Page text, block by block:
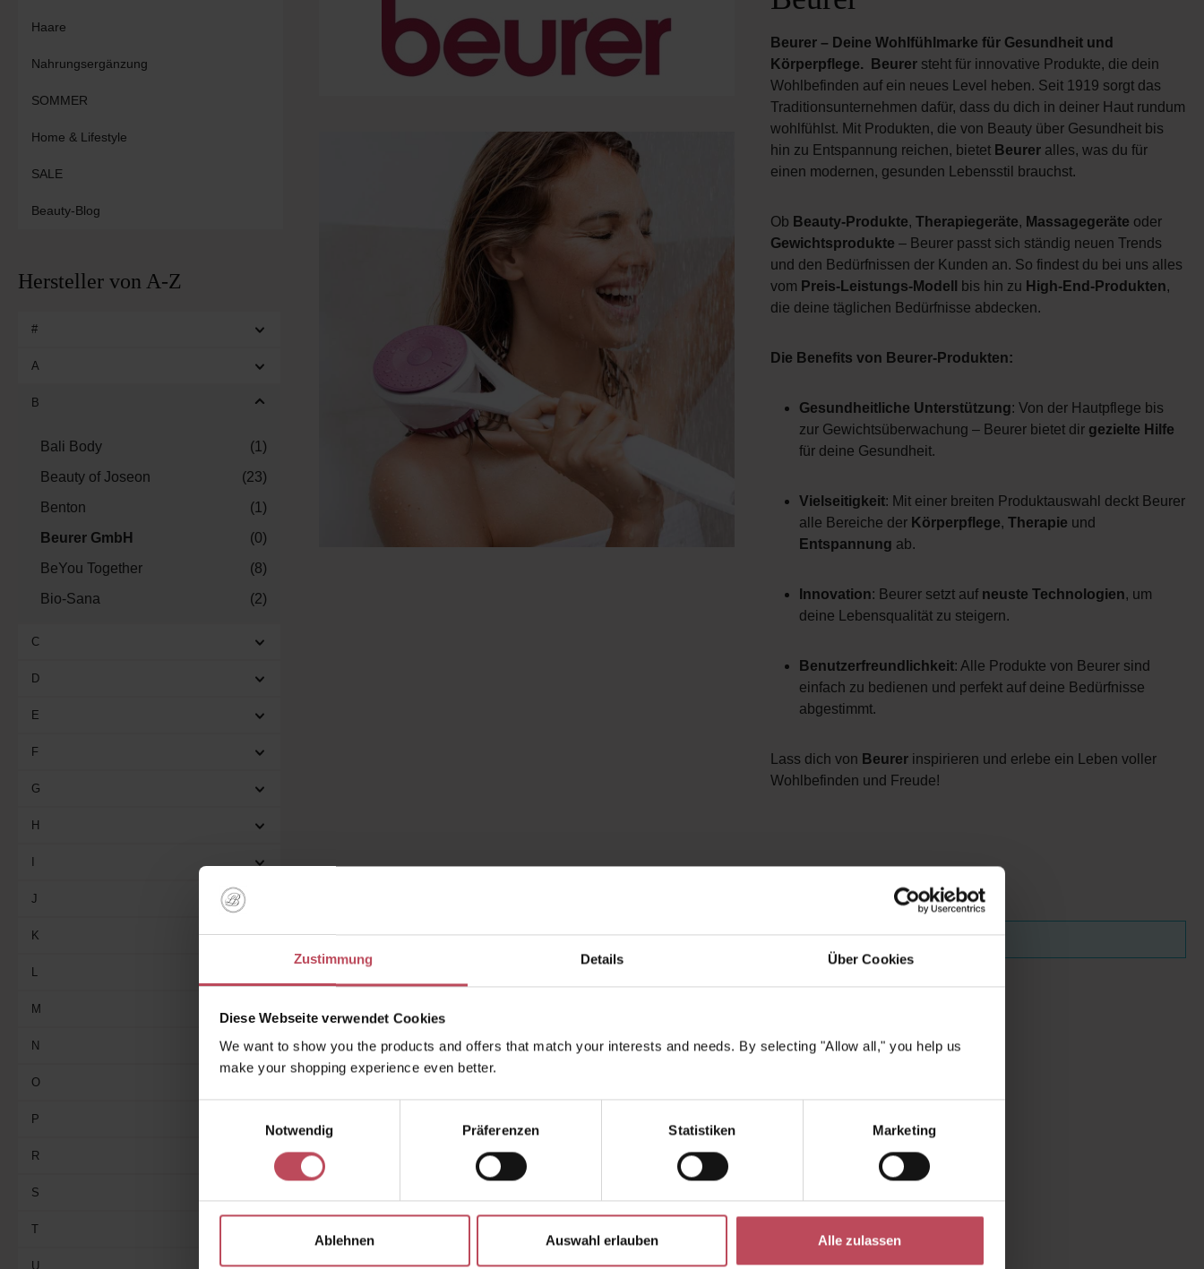
Zustimmung Details Über Cookies
Diese Webseite verwendet Cookies
We want to show you the products and offers that match your interests and needs. By selecting "Allow all," you help us
make your shopping experience even better.
Notwendig
Präferenzen Statistiken Marketing
Ablehnen Auswahl erlauben Alle zulassen
Haare
Nahrungsergänzung
SOMMER
Home & Lifestyle
SALE
Beauty-Blog
Hersteller von A-Z
#
A
B
(1)
Bali Body
(23)
Beauty of Joseon
(1)
Benton
(0)
Beurer GmbH
(8)
BeYou Together
(2)
Bio-Sana
(26)
(57)
C
D
E
F
G
H
J
K
L
M
N
O
P
R
S
T
U
Beurer – Deine Wohlfühlmarke für Gesundheit und
Körperpflege.
Beurer steht für innovative Produkte, die dein
Wohlbefinden auf ein neues Level heben. Seit 1919 sorgt das
Traditionsunternehmen dafür, dass du dich in deiner Haut rundum
wohlfühlst. Mit Produkten, die von Beauty über Gesundheit bis
hin zu Entspannung reichen, bietet Beurer alles, was du für
einen modernen, gesunden Lebensstil brauchst.
Ob Beauty-Produkte, Therapiegeräte, Massagegeräte oder
Gewichtsprodukte – Beurer passt sich ständig neuen Trends
und den Bedürfnissen der Kunden an. So findest du bei uns alles
vom Preis-Leistungs-Modell bis hin zu High-End-Produkten,
die deine täglichen Bedürfnisse abdecken.
Die Benefits von Beurer-Produkten:
Gesundheitliche Unterstützung: Von der Hautpflege bis
zur Gewichtsüberwachung – Beurer bietet dir gezielte Hilfe
für deine Gesundheit.
Vielseitigkeit: Mit einer breiten Produktauswahl deckt Beurer
alle Bereiche der Körperpflege, Therapie und
Entspannung ab.
Innovation: Beurer setzt auf neuste Technologien, um
deine Lebensqualität zu steigern.
Benutzerfreundlichkeit: Alle Produkte von Beurer sind
einfach zu bedienen und perfekt auf deine Bedürfnisse
abgestimmt.
Lass dich von Beurer inspirieren und erlebe ein Leben voller
Wohlbefinden und Freude!
Keine Produkte gefunden.